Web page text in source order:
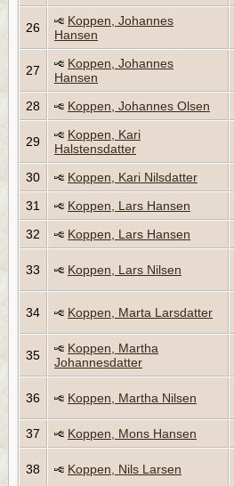
26
Koppen, Johannes
Hansen
27
Koppen, Johannes
Hansen
28 Koppen, Johannes Olsen
29
Koppen, Kari
Halstensdatter
30 Koppen, Kari Nilsdatter
31
Koppen, Lars Hansen
32
Koppen, Lars Hansen
33 Koppen, Lars Nilsen
34 Koppen, Marta Larsdatter
35
Koppen, Martha
Johannesdatter
36 Koppen, Martha Nilsen
37 Koppen, Mons Hansen
38 Koppen, Nils Larsen